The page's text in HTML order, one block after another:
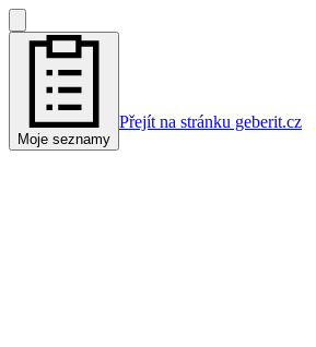
Moje seznamy
Přejít na stránku geberit.cz